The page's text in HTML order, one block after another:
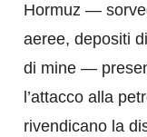
Hormuz —
aeree, depositi
di mine —
l’attacco alla
rivendicano la